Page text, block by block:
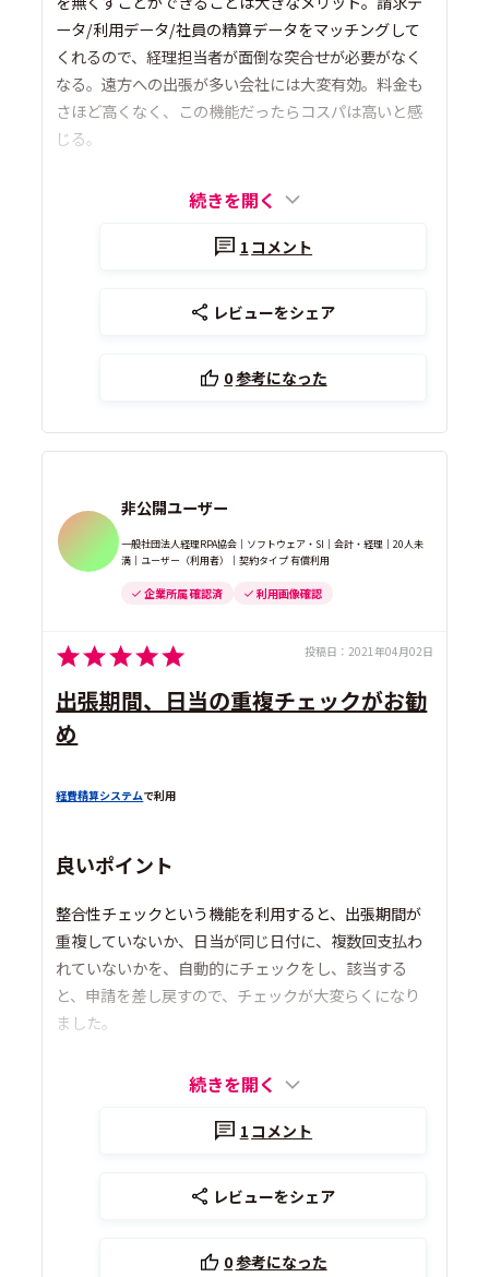
ータ/利用データ/社員の精算データをマッチングして
くれるので、経理担当者が面倒な突合せが必要がなく
なる。遠方への出張が多い会社には大変有効。料金も
さほど高くなく、この機能だったらコスパは高いと感
じる。
続きを開く
1 コメント
レビューをシェア
0参考になった
非公開ユーザー
一般社団法人経理RPA協会｜ソフトウェア・SI｜会計・経理｜20人未
満｜ユーザー（利用者）｜契約タイプ 有償利用
企業所属 確認済 利用画像確認
投稿日： 2021年04月02日
出張期間、日当の重複チェックがお勧
め
経費精算システムで利用
良いポイント
整合性チェックという機能を利用すると、出張期間が
重複していないか、日当が同じ日付に、複数回支払わ
れていないかを、自動的にチェックをし、該当する
と、申請を差し戻すので、チェックが大変らくになり
ました。
続きを開く
1 コメント
レビューをシェア
0参考になった